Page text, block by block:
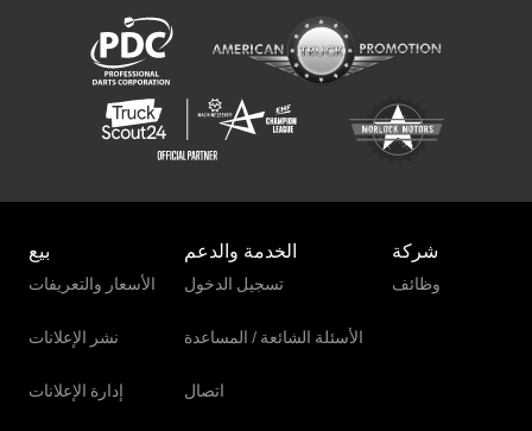
بيع
الأسعار والتعريفات
نشر الإعلانات
إدارة الإعلانات
الخدمة والدعم
تسجيل الدخول
الأسئلة الشائعة / المساعدة
اتصال
شركة
وظائف